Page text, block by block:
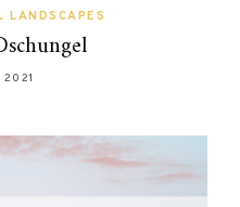
LANDSCAPES